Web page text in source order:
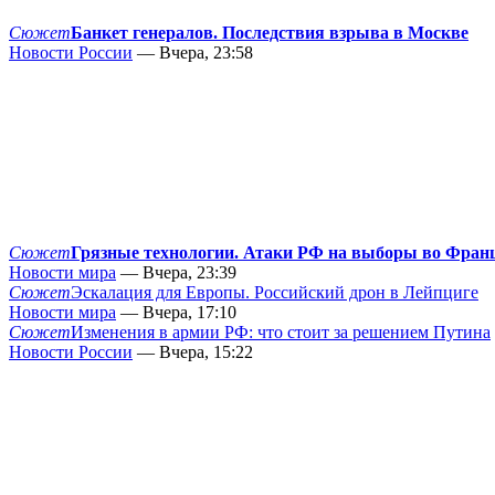
СюжетБанкет генералов. Последствия взрыва в Москве
Новости России — Вчера, 23:58
СюжетГрязные технологии. Атаки РФ на выборы во
Новости мира — Вчера, 23:39
СюжетЭскалация для Европы. Российский дрон в Лейпциге
Новости мира — Вчера, 17:10
СюжетИзменения в армии РФ: что стоит за решением Путина
Новости России — Вчера, 15:22